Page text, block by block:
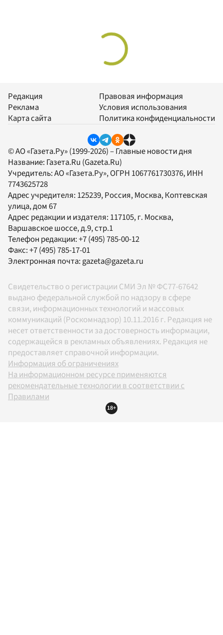
Редакция
Реклама
Карта сайта
Правовая информация
Условия использования
Политика конфиденциальности
© АО «Газета.Ру» (1999-2026) – Главные новости дня
Название: Газета.Ru (Gazeta.Ru)
Учредитель:АО «Газета.Ру», ОГРН 1067761730376, ИНН
7743625728
Адрес учредителя: 125239, Россия, Москва, Коптевская
улица, дом 67
Адрес редакции и издателя: 117105, г. Москва,
Варшавское шоссе, д.9, стр.1
Телефон редакции:+7 (495) 785-00-12
Факс:+7 (495) 785-17-01
Электронная почта:gazeta@gazeta.ru
Свидетельство о регистрации СМИ Эл № ФС77-67642
выдано федеральной службой по надзору в сфере
связи, информационных технологий и массовых
коммуникаций (Роскомнадзор) 10.11.2016 г. Редакция не
несет ответственности за достоверность информации,
содержащейся в рекламных объявлениях. Редакция не
предоставляет справочной информации.
Информация об ограничениях
На информационном ресурсе применяются
рекомендательные технологии в соответствии с
Правилами
18+